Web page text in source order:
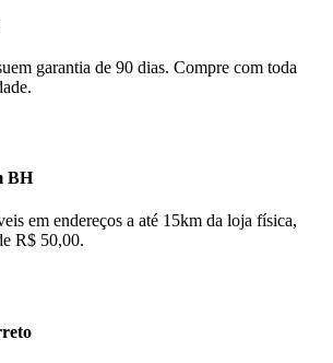
garantia de 90 dias. Compre com toda
BH
em endereços a até 15km da loja física,
R$ 50,00.